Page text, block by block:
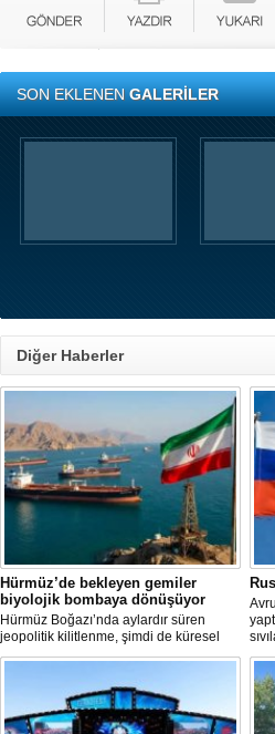
SON EKLENENGALERİLER
Diğer Haberler
Hürmüz’de bekleyen gemiler
biyolojik bombaya dönüşüyor
Hürmüz Boğazı’nda aylardır süren
jeopolitik kilitlenme, şimdi de küresel
ölçekte bir çevre felaketinin kapısını
hareketsiz bekleyen binden fazla gemi,
istilacı deniz canlıları için devasa bir
üreme merkezine dönüşmüş durumda.